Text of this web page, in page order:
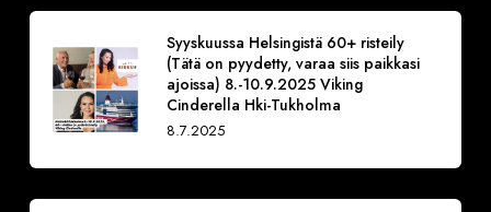
Syyskuussa Helsingistä 60+ risteily
(Tätä on pyydetty, varaa siis paikkasi
ajoissa) 8.-10.9.2025 Viking
Cinderella Hki-Tukholma
8.7.2025